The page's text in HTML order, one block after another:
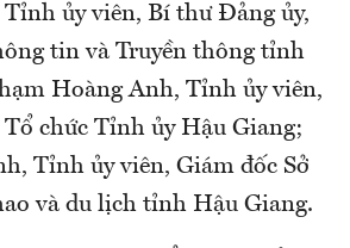
ủy viên, Bí thư Đảng ủy,
tin và Truyền thông tỉnh
Hoàng Anh, Tỉnh ủy viên,
chức Tỉnh ủy Hậu Giang;
Tỉnh ủy viên, Giám đốc Sở
và du lịch tỉnh Hậu Giang.